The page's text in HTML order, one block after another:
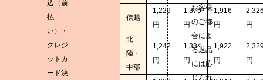
込（前
払
い）・
クレジ
ットカ
ード決
信越
1,229
円
1,375
円
1,916
円
円
北
陸・
中部
1,242
円
1,384
円
1,922
円
円
お客様
のご都
合によ
る返品
には応
じられ